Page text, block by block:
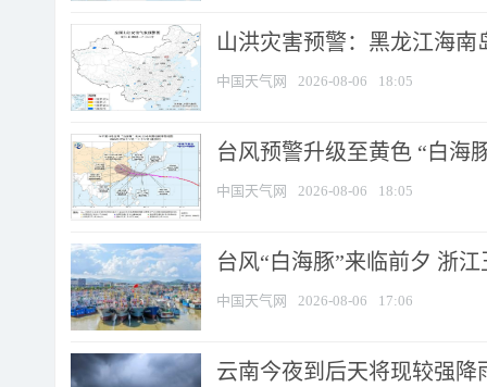
山洪灾害预警：黑龙江海
中国天气网 2026-08-06 18:05
台风预警升级至黄色 “白海
中国天气网 2026-08-06 18:05
台风“白海豚”来临前夕 浙
中国天气网 2026-08-06 17:06
云南今夜到后天将现较强降